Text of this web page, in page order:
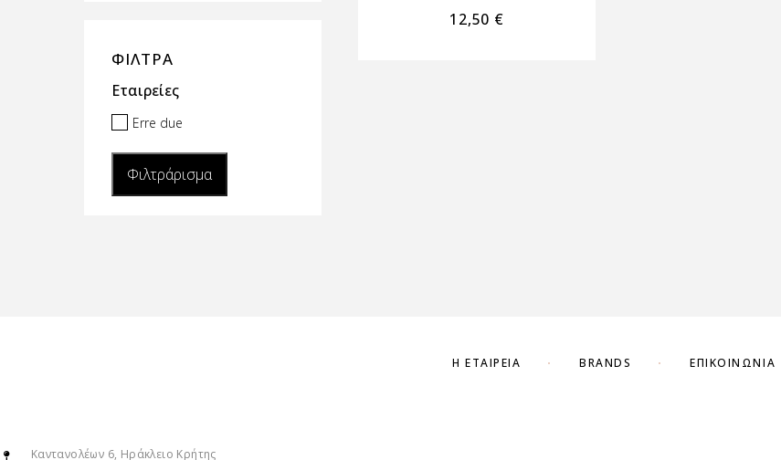
ΦΙΛΤΡΑ
Εταιρείες
Erre due
Φιλτράρισμα
12,50 €
Η ΕΤΑΙΡΕΊΑ BRANDS ΕΠΙΚΟΙΝΩΝΊΑ
Καντανολέων 6, Ηράκλειο Κρήτης